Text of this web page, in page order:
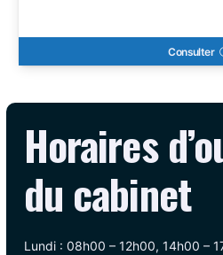
Consulter
Horaires
du cabinet
Lundi : 08h00 – 12h00, 14h00 –